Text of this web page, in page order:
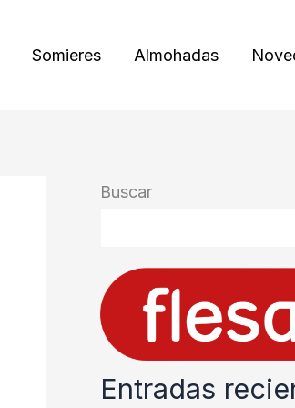
Somieres Almohadas
Buscar
Entradas